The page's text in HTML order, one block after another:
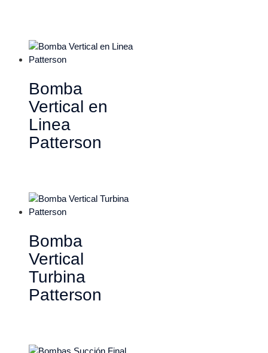
Bomba
Vertical en
Linea
Patterson
Bomba
Vertical
Turbina
Patterson